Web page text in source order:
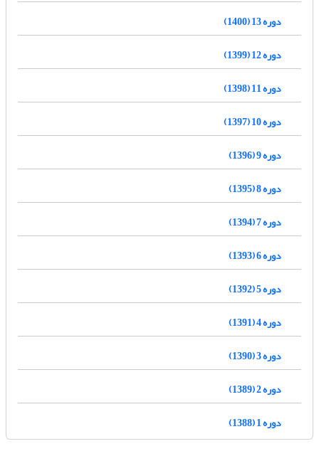
دوره 13 (1400)
دوره 12 (1399)
دوره 11 (1398)
دوره 10 (1397)
دوره 9 (1396)
دوره 8 (1395)
دوره 7 (1394)
دوره 6 (1393)
دوره 5 (1392)
دوره 4 (1391)
دوره 3 (1390)
دوره 2 (1389)
دوره 1 (1388)